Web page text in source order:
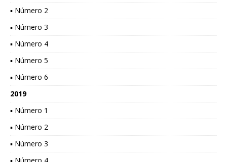
▪ Número 2
▪ Número 3
▪ Número 4
▪ Número 5
▪ Número 6
2019
▪ Número 1
▪ Número 2
▪ Número 3